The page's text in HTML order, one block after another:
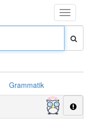
Toggle
Grammatik